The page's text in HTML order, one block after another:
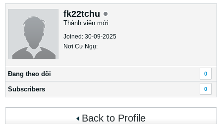
fk22tchu
Thành viên mới
Joined: 30-09-2025
Nơi Cư Ngụ:
Ðang theo dõi 0
Subscribers 0
Back to Profile